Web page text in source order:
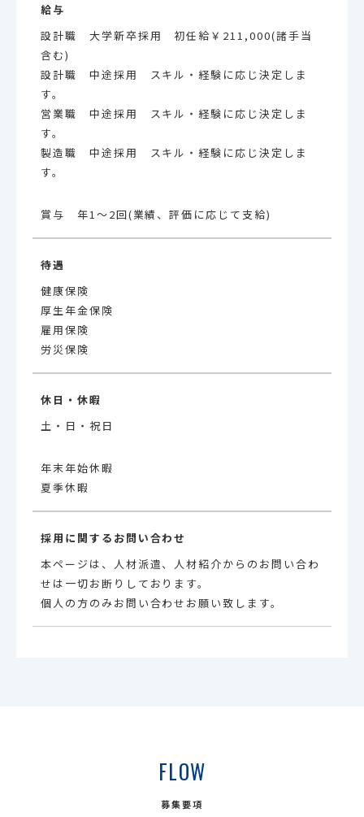
給与
設計職 大学新卒採用 初任給￥211,000(諸手当
含む)
設計職 中途採用 スキル・経験に応じ決定しま
す。
営業職 中途採用 スキル・経験に応じ決定しま
す。
製造職 中途採用 スキル・経験に応じ決定しま
す。
賞与 年1～2回(業績、評価に応じて支給)
待遇
健康保険
厚生年金保険
雇用保険
労災保険
休日・休暇
土・日・祝日
年末年始休暇
夏季休暇
採用に関するお問い合わせ
本ページは、人材派遣、人材紹介からのお問い合わ
せは一切お断りしております。
個人の方のみお問い合わせお願い致します。
FLOW
募集要項